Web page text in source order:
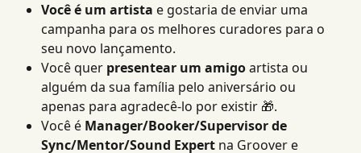
Você é um artista e gostaria de enviar uma
campanha para os melhores curadores para o
seu novo lançamento.
Você quer presentear um amigo artista ou
alguém da sua família pelo aniversário ou
apenas para agradecê-lo por existir 🎁.
Você é Manager/Booker/Supervisor de
Sync/Mentor/Sound Expert na Groover e